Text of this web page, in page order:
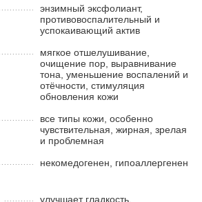
энзимный эксфолиант,
противовоспалительный и
успокаивающий актив
мягкое отшелушивание,
очищение пор, выравнивание
тона, уменьшение воспалений и
отёчности, стимуляция
обновления кожи
все типы кожи, особенно
чувствительная, жирная, зрелая
и проблемная
некомедогенен, гипоаллергенен
улучшает гладкость,